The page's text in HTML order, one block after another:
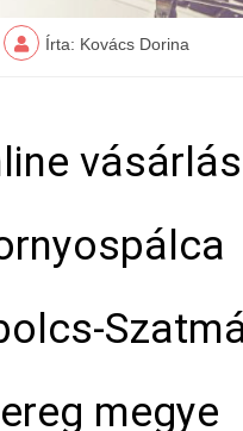
Írta: Kovács Dorina
vásárlás
megye